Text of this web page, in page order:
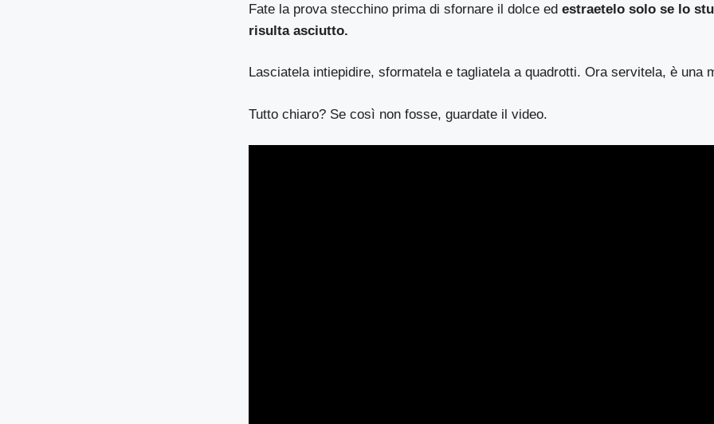
Fate la prova stecchino prima di sfornare il dolce ed estraetelo solo se lo
risulta asciutto.
Lasciatela intiepidire, sformatela e tagliatela a quadrotti. Ora servitela, è una
Tutto chiaro? Se così non fosse, guardate il video.